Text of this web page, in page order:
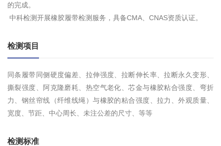
的完成。
中科检测开展橡胶履带检测服务，具备CMA、CNAS资质认证。
检测项目
同条履带同侧硬度偏差、拉伸强度、拉断伸长率、拉断永久变形、
撕裂强度、阿克隆磨耗、热空气老化、芯金与橡胶粘合强度、弯折
力、钢丝帘线（纤维线绳）与橡胶的粘合强度、拉力、外观质量、
宽度、节距、中心周长、未注公差的尺寸、等等
检测标准